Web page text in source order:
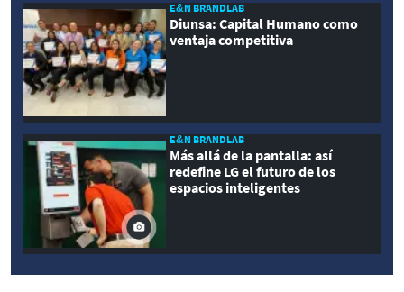
E&N BRANDLAB
Diunsa: Capital Humano como
ventaja competitiva
E&N BRANDLAB
Más allá de la pantalla: así
redefine LG el futuro de los
espacios inteligentes